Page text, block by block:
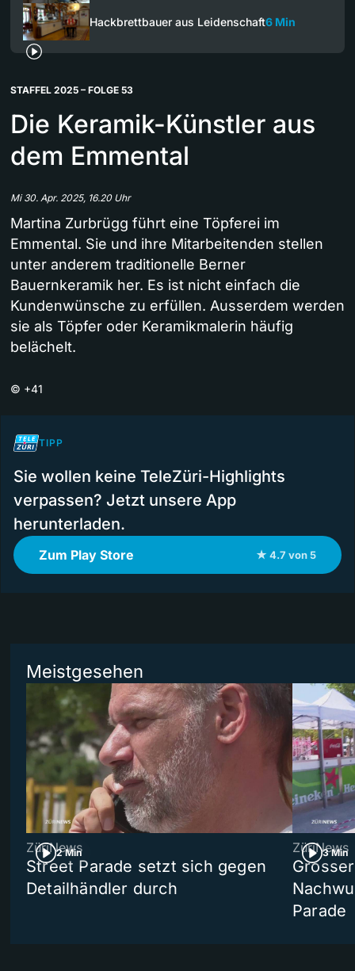
Hackbrettbauer aus Leidenschaft6 Min
STAFFEL 2025 – FOLGE 53
Die Keramik-Künstler aus
dem Emmental
Mi 30. Apr. 2025, 16.20 Uhr
Martina Zurbrügg führt eine Töpferei im
Emmental. Sie und ihre Mitarbeitenden stellen
unter anderem traditionelle Berner
Bauernkeramik her. Es ist nicht einfach die
Kundenwünsche zu erfüllen. Ausserdem werden
sie als Töpfer oder Keramikmalerin häufig
belächelt.
© +41
TIPP
Sie wollen keine TeleZüri-Highlights
verpassen? Jetzt unsere App
herunterladen.
Zum Play Store ★ 4.7 von 5
Meistgesehen
2 Min
ZüriNews
Street Parade setzt sich gegen
Detailhändler durch
3 Min
ZüriNews
Parade